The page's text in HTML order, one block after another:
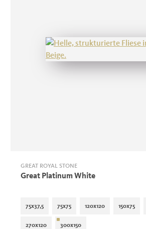
GREAT ROYAL STONE
Great Platinum White
75x37,5 75x75 120x120 150x75
270x120 300x150